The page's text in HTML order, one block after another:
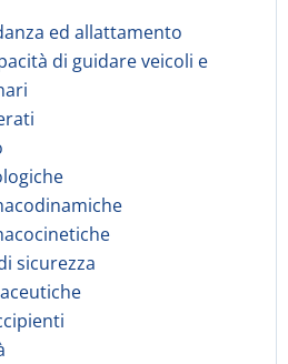
ed allattamento
di guidare veicoli e
sicurezza